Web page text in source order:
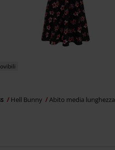
Hell Bunny Abito media lunghezza